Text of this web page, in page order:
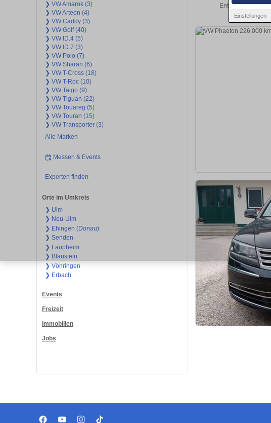
Einstellungen
❯ VW Amarok (3)
❯ VW Arteon (4)
❯ VW Caddy (3)
❯ VW Golf (40)
❯ VW ID.4 (5)
❯ VW ID.7 (3)
❯ VW Polo (7)
❯ VW Sharan (6)
❯ VW T-Cross (18)
❯ VW T-Roc (10)
❯ VW Taigo (9)
❯ VW Tiguan (22)
❯ VW Touareg (5)
❯ VW Touran (15)
❯ VW Transporter (3)
Alle Marken
Messen & Events
Experten finden
Orte im Umkreis
❯ Ulm
❯ Neu-Ulm
❯ Ehingen (Donau)
❯ Senden
❯ Laupheim
❯ Blaustein
❯ Vöhringen
❯ Erbach
Events
Freizeit
Immobilien
Jobs
Entdecken Sie in